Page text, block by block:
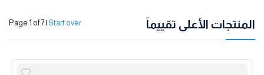
المنتجات الأعلى تقييماً Page 1 of 7| Start over